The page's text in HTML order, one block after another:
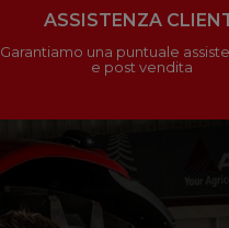
ASSISTENZA
Garantiamo una puntuale
e post vendita